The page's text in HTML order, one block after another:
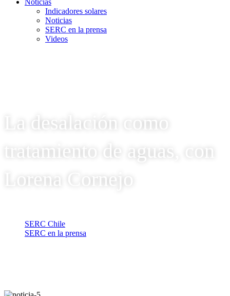
Noticias
Indicadores solares
Noticias
SERC en la prensa
Videos
La desalación como
tratamiento de aguas, con
Lorena Cornejo
SERC Chile
SERC en la prensa